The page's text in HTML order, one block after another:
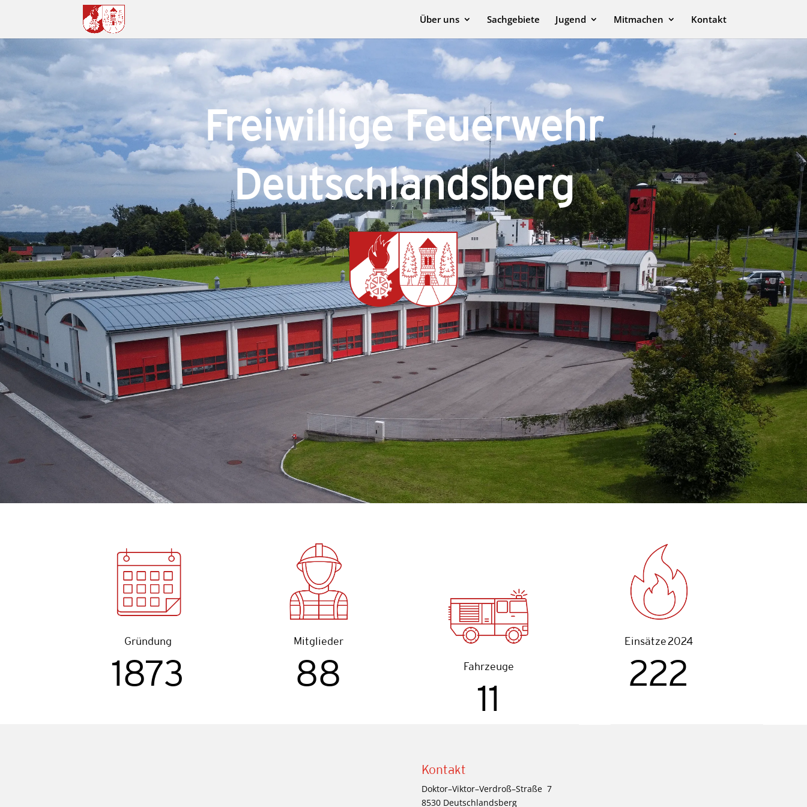
Über uns Sachgebiete Jugend Mitmachen Kontakt
Frei­wil­li­ge Feu­er­wehr
Deutschlandsberg
Grün­dung
1873
Mit­glie­der
88 Fahr­zeu­ge
11
Ein­sät­ze 2024
222
Kontakt
Doktor–Viktor–Verdroß–Straße 7
8530 Deutschlandsberg